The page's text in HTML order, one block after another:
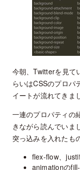
今朝、Twitterを見て
らいはCSSのプロパ
イートが流れてきま
一連のプロパティの
きながら読んでいま
突っ込みを入れたも
flex-flow、
animationの